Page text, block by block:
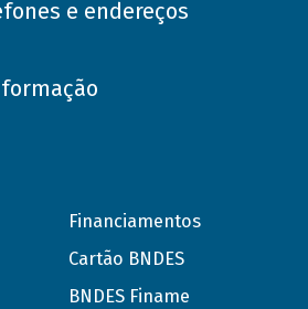
e endereços
Financiamentos
Cartão BNDES
BNDES Finame